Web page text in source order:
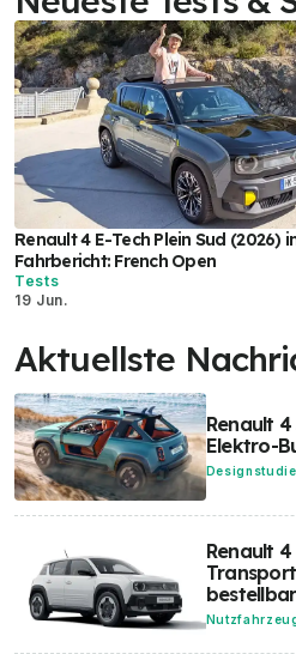
Renault 4 E-Tech Plein Sud (2026)
Fahrbericht: French Open
Tests
19 Jun.
Aktuellste
Renault
Elektro-
Renault
bestellbar